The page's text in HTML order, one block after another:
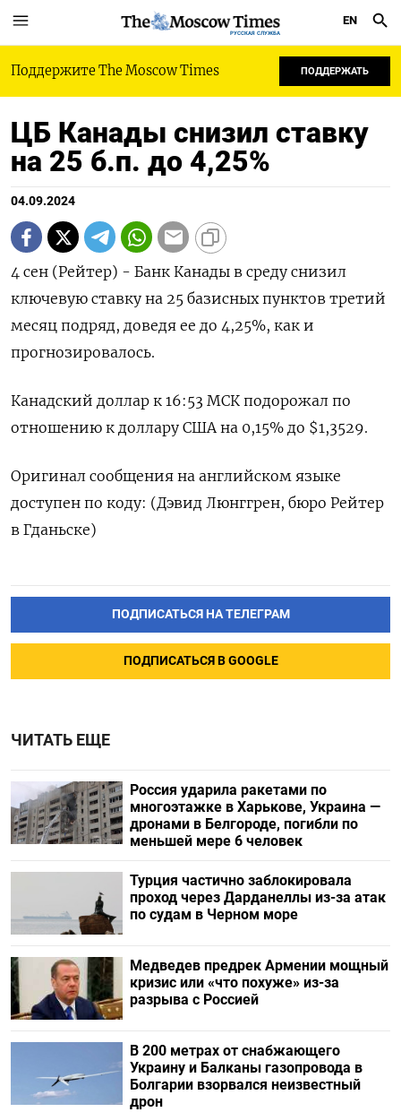
РУССКАЯ СЛУЖБА
EN
Поддержите The Moscow Times ПОДДЕРЖАТЬ
ЦБ Канады снизил ставку
на 25 б.п. до 4,25%
04.09.2024
4 сен (Рейтер) - Банк Канады в среду снизил
ключевую ставку на 25 базисных пунктов третий
месяц подряд, доведя ее до 4,25%, как и
прогнозировалось.
Канадский доллар к 16:53 МСК подорожал по
отношению к доллару США на 0,15% до $1,3529.
Оригинал сообщения на английском языке
доступен по коду: (Дэвид Люнггрен, бюро Рейтер
в Гданьске)
ПОДПИСАТЬСЯ НА ТЕЛЕГРАМ
ПОДПИСАТЬСЯ В GOOGLE
ЧИТАТЬ ЕЩЕ
Россия ударила ракетами по
многоэтажке в Харькове, Украина —
дронами в Белгороде, погибли по
меньшей мере 6 человек
Турция частично заблокировала
проход через Дарданеллы из-за атак
по судам в Черном море
Медведев предрек Армении мощный
кризис или «что похуже» из-за
разрыва с Россией
В 200 метрах от снабжающего
Украину и Балканы газопровода в
Болгарии взорвался неизвестный
дрон